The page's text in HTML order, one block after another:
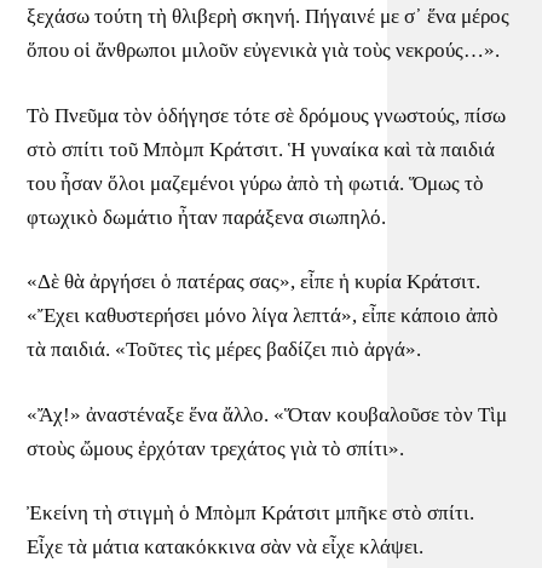
ξεχάσω τούτη τὴ θλιβερὴ σκηνή. Πήγαινέ με σ᾿ ἕνα μέρος
ὅπου οἱ ἄνθρωποι μιλοῦν εὐγενικὰ γιὰ τοὺς νεκρούς…».
Τὸ Πνεῦμα τὸν ὁδήγησε τότε σὲ δρόμους γνωστούς, πίσω
στὸ σπίτι τοῦ Μπὸμπ Κράτσιτ. Ἡ γυναίκα καὶ τὰ παιδιά
του ἦσαν ὅλοι μαζεμένοι γύρω ἀπὸ τὴ φωτιά. Ὅμως τὸ
φτωχικὸ δωμάτιο ἦταν παράξενα σιωπηλό.
«Δὲ θὰ ἀργήσει ὁ πατέρας σας», εἶπε ἡ κυρία Κράτσιτ.
«Ἔχει καθυστερήσει μόνο λίγα λεπτά», εἶπε κάποιο ἀπὸ
τὰ παιδιά. «Τοῦτες τὶς μέρες βαδίζει πιὸ ἀργά».
«Ἄχ!» ἀναστέναξε ἕνα ἄλλο. «Ὅταν κουβαλοῦσε τὸν Τὶμ
στοὺς ὤμους ἐρχόταν τρεχάτος γιὰ τὸ σπίτι».
Ἐκείνη τὴ στιγμὴ ὁ Μπὸμπ Κράτσιτ μπῆκε στὸ σπίτι.
Εἶχε τὰ μάτια κατακόκκινα σὰν νὰ εἶχε κλάψει.